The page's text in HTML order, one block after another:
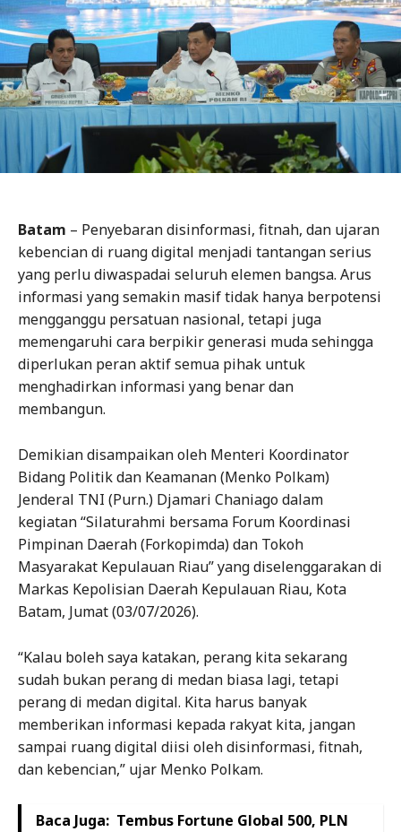
Batam – Penyebaran disinformasi, fitnah, dan ujaran
kebencian di ruang digital menjadi tantangan serius
yang perlu diwaspadai seluruh elemen bangsa. Arus
informasi yang semakin masif tidak hanya berpotensi
mengganggu persatuan nasional, tetapi juga
memengaruhi cara berpikir generasi muda sehingga
diperlukan peran aktif semua pihak untuk
menghadirkan informasi yang benar dan
membangun.
Demikian disampaikan oleh Menteri Koordinator
Bidang Politik dan Keamanan (Menko Polkam)
Jenderal TNI (Purn.) Djamari Chaniago dalam
kegiatan “Silaturahmi bersama Forum Koordinasi
Pimpinan Daerah (Forkopimda) dan Tokoh
Masyarakat Kepulauan Riau” yang diselenggarakan di
Markas Kepolisian Daerah Kepulauan Riau, Kota
Batam, Jumat (03/07/2026).
“Kalau boleh saya katakan, perang kita sekarang
sudah bukan perang di medan biasa lagi, tetapi
perang di medan digital. Kita harus banyak
memberikan informasi kepada rakyat kita, jangan
sampai ruang digital diisi oleh disinformasi, fitnah,
dan kebencian,” ujar Menko Polkam.
Baca Juga: Tembus Fortune Global 500, PLN